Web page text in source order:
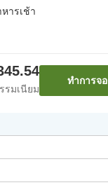
หารเช้า
รมเนียม
ทำการจ